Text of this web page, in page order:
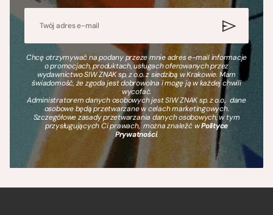
Chcę otrzymywać na podany przeze mnie adres e-mail informacje
o promocjach, produktach, usługach oferowanych przez
wydawnictwo SIW ZNAK sp. z o.o. z siedzibą w Krakowie. Mam
świadomość, że zgoda jest dobrowolna i mogę ją w każdej chwili
wycofać.
Administratorem danych osobowych jest SIW ZNAK sp. z o.o., dane
osobowe będą przetwarzane w celach marketingowych.
Szczegółowe zasady przetwarzania danych osobowych, w tym
przysługujących Ci prawach, można znaleźć wPolityce
Prywatności.